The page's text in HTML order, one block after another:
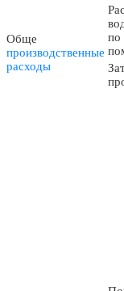
Обще
производственные
расходы